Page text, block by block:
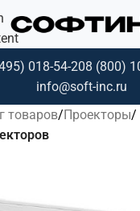
018-54-208 (800)
info@soft-inc.ru
товаров Проекторы